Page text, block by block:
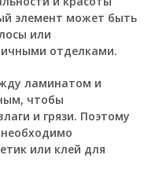
элемент может быть
или
отделками.
ламинатом и
чтобы
и грязи. Поэтому
или клей для